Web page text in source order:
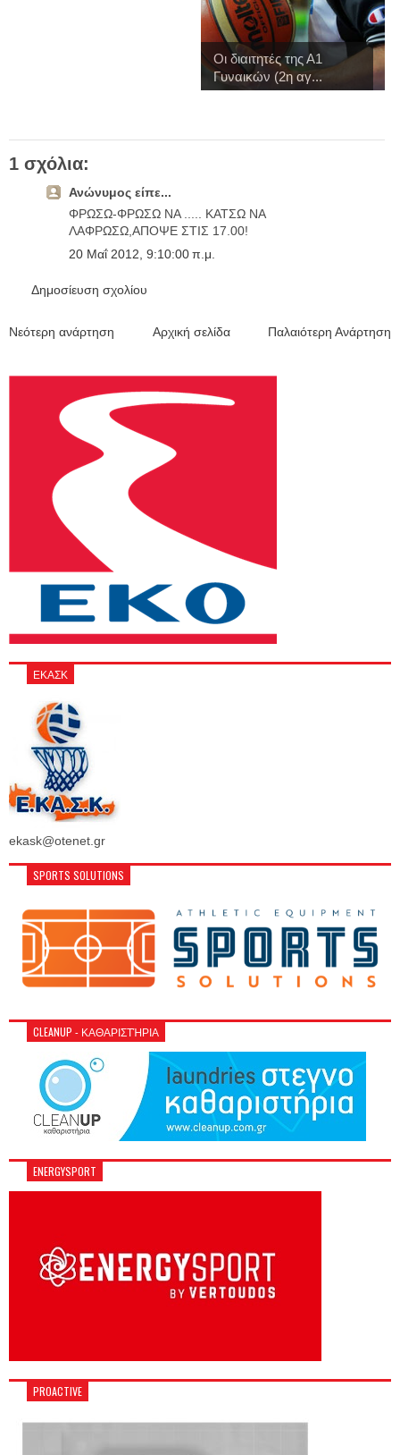
Οι διαιτητές της Α1
Γυναικών (2η αγ...
1 σχόλια:
Ανώνυμος είπε...
ΦΡΩΣΩ-ΦΡΩΣΩ ΝΑ ..... ΚΑΤΣΩ ΝΑ
ΛΑΦΡΩΣΩ,ΑΠΟΨΕ ΣΤΙΣ 17.00!
20 Μαΐ 2012, 9:10:00 π.μ.
Δημοσίευση σχολίου
Νεότερη ανάρτηση Παλαιότερη Ανάρτηση
Αρχική σελίδα
ΕΚΑΣΚ
ekask@otenet.gr
SPORTS SOLUTIONS
CLEANUP - ΚΑΘΑΡΙΣΤΉΡΙΑ
ENERGYSPORT
PROACTIVE